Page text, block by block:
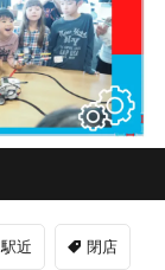
駅近 閉店